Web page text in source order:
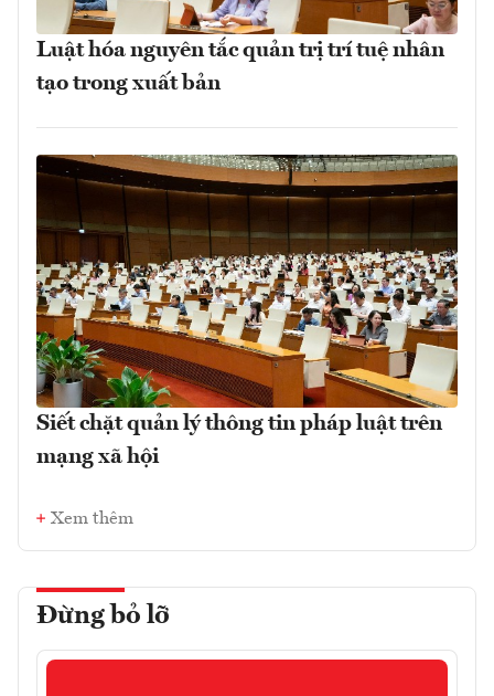
Luật hóa nguyên tắc quản trị trí tuệ nhân
tạo trong xuất bản
Siết chặt quản lý thông tin pháp luật trên
mạng xã hội
Xem thêm
Đừng bỏ lỡ